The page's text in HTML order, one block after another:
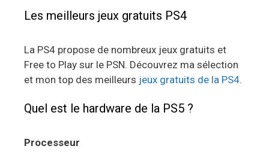
Les meilleurs jeux gratuits PS4
La PS4 propose de nombreux jeux gratuits et
Free to Play sur le PSN. Découvrez ma sélection
et mon top des meilleurs jeux gratuits de la PS4.
Quel est le hardware de la PS5 ?
Processeur